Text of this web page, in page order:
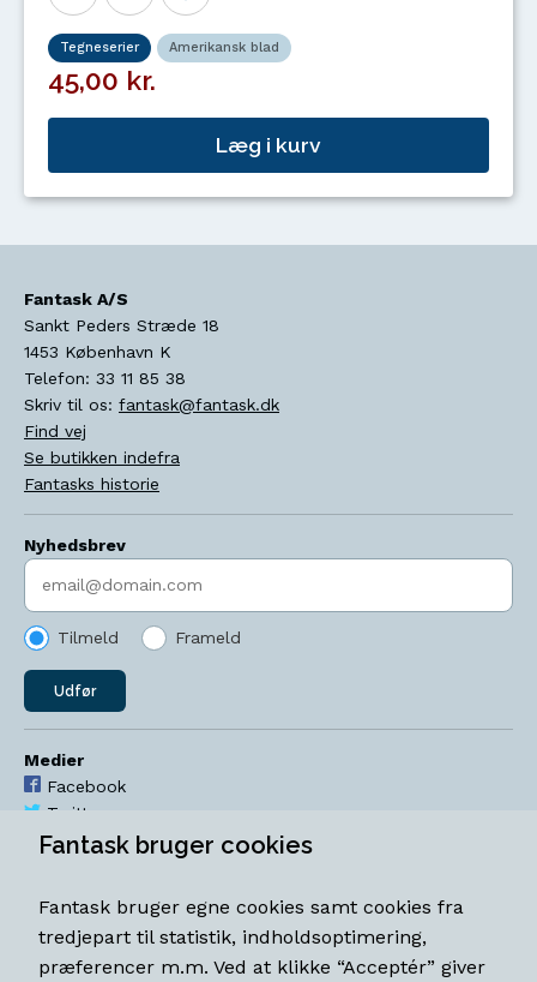
Tegneserier Amerikansk blad
45,00 kr.
Læg i kurv
Fantask A/S
Sankt Peders Stræde 18
1453 København K
Telefon: 33 11 85 38
Skriv til os: fantask@fantask.dk
Find vej
Se butikken indefra
Fantasks historie
Nyhedsbrev
Indtast søgeord
Tilmeld Frameld
Udfør
Medier
Facebook
Twitter
YouTube
Åbningstider
Mandag-torsdag 11-18
Fantask bruger cookies
Fantask bruger egne cookies samt cookies fra
tredjepart til statistik, indholdsoptimering,
præferencer m.m. Ved at klikke “Acceptér” giver